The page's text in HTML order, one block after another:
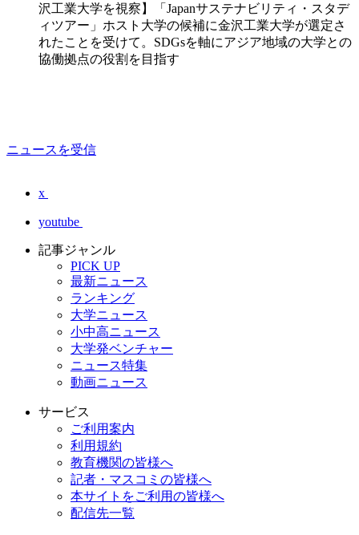
沢工業大学を視察】「Japanサステナビリティ・スタデ
ィツアー」ホスト大学の候補に金沢工業大学が選定さ
れたことを受けて。SDGsを軸にアジア地域の大学との
協働拠点の役割を目指す
ニュースを受信
x
youtube
記事ジャンル
PICK UP
最新ニュース
ランキング
大学ニュース
小中高ニュース
大学発ベンチャー
ニュース特集
動画ニュース
サービス
ご利用案内
利用規約
教育機関の皆様へ
記者・マスコミの皆様へ
本サイトをご利用の皆様へ
配信先一覧